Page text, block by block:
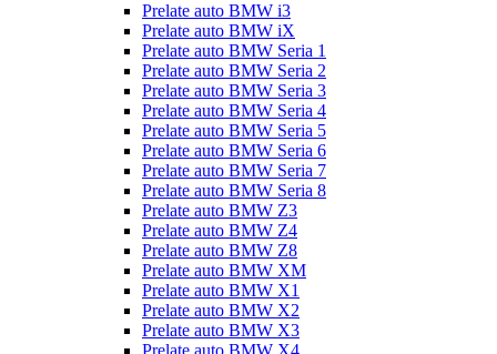
Prelate auto BMW i3
Prelate auto BMW iX
Prelate auto BMW Seria 1
Prelate auto BMW Seria 2
Prelate auto BMW Seria 3
Prelate auto BMW Seria 4
Prelate auto BMW Seria 5
Prelate auto BMW Seria 6
Prelate auto BMW Seria 7
Prelate auto BMW Seria 8
Prelate auto BMW Z3
Prelate auto BMW Z4
Prelate auto BMW Z8
Prelate auto BMW XM
Prelate auto BMW X1
Prelate auto BMW X2
Prelate auto BMW X3
Prelate auto BMW X4